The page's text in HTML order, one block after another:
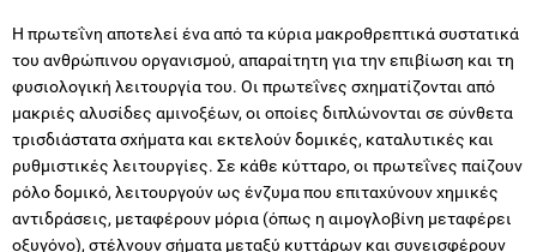
Η πρωτεΐνη αποτελεί ένα από τα κύρια μακροθρεπτικά συστατικά
του ανθρώπινου οργανισμού, απαραίτητη για την επιβίωση και τη
φυσιολογική λειτουργία του. Οι πρωτεΐνες σχηματίζονται από
μακριές αλυσίδες αμινοξέων, οι οποίες διπλώνονται σε σύνθετα
τρισδιάστατα σχήματα και εκτελούν δομικές, καταλυτικές και
ρυθμιστικές λειτουργίες. Σε κάθε κύτταρο, οι πρωτεΐνες παίζουν
ρόλο δομικό, λειτουργούν ως ένζυμα που επιταχύνουν χημικές
αντιδράσεις, μεταφέρουν μόρια (όπως η αιμογλοβίνη μεταφέρει
οξυγόνο), στέλνουν σήματα μεταξύ κυττάρων και συνεισφέρουν